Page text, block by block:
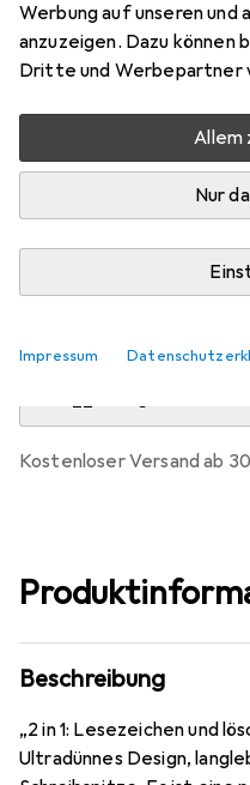
Werbung auf unseren
anzuzeigen. Dazu können
Dritte und Werbepartner
Allem
Nur
Impressum
Bewertungen
Zwischen Mi, 12.8.
Lieferort angeben für
Kostenloser Versand ab
Beschreibung
„2 in 1: Lesezeichen und
Ultradünnes Design,